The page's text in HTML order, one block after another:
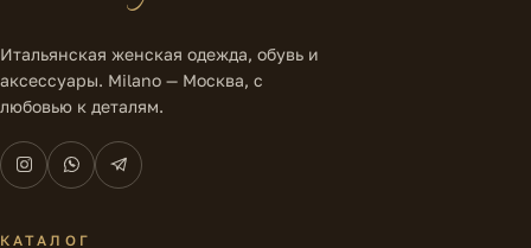
Итальянская женская одежда, обувь и
аксессуары. Milano — Москва, с
любовью к деталям.
КАТАЛОГ